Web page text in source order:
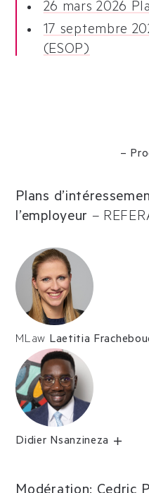
26 mars 2026
17 septembre
(ESOP)
–
Plans
l’employeur –
MLaw Laetitia
Didier Nsanzineza